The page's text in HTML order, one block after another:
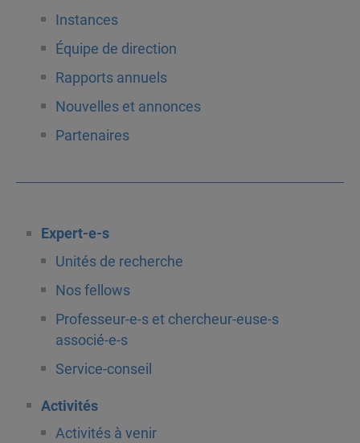
Instances
Équipe de direction
Rapports annuels
Nouvelles et annonces
Partenaires
Expert-e-s
Unités de recherche
Nos fellows
Professeur-e-s et chercheur-euse-s
associé-e-s
Service-conseil
Activités
Activités à venir